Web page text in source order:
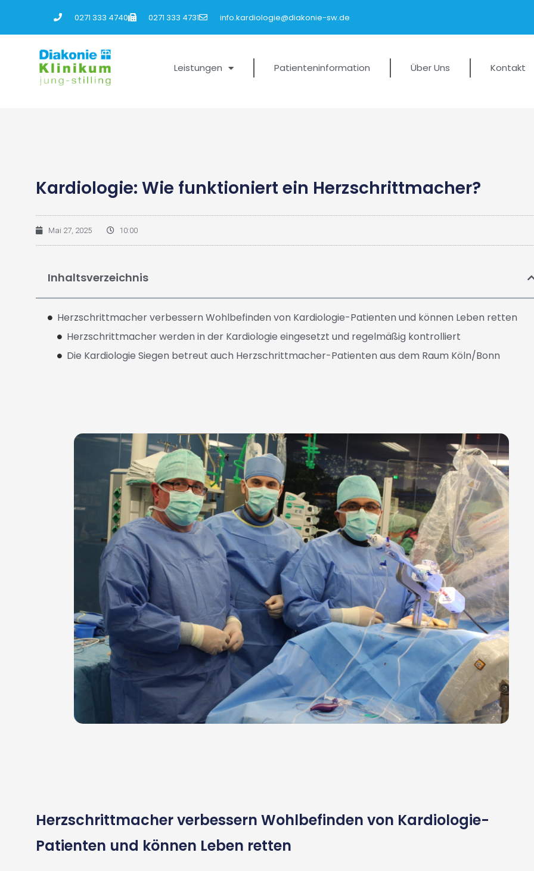
0271 333 4740 0271 333 4731 info.kardiologie@diakonie-sw.de
Leistungen Patienteninformation Über Uns Kontakt
Kardiologie: Wie funktioniert ein Herzschrittmacher?
Mai 27, 2025 10:00
Inhaltsverzeichnis
Herzschrittmacher verbessern Wohlbefinden von Kardiologie-Patienten und können Leben retten
Herzschrittmacher werden in der Kardiologie eingesetzt und regelmäßig kontrolliert
Die Kardiologie Siegen betreut auch Herzschrittmacher-Patienten aus dem Raum Köln/Bonn
Herzschrittmacher verbessern Wohlbefinden von Kardiologie-
Patienten und können Leben retten